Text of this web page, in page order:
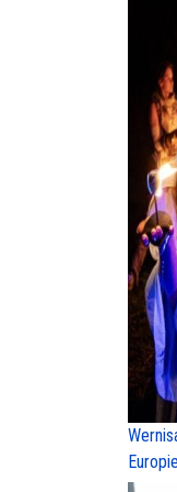
Europie